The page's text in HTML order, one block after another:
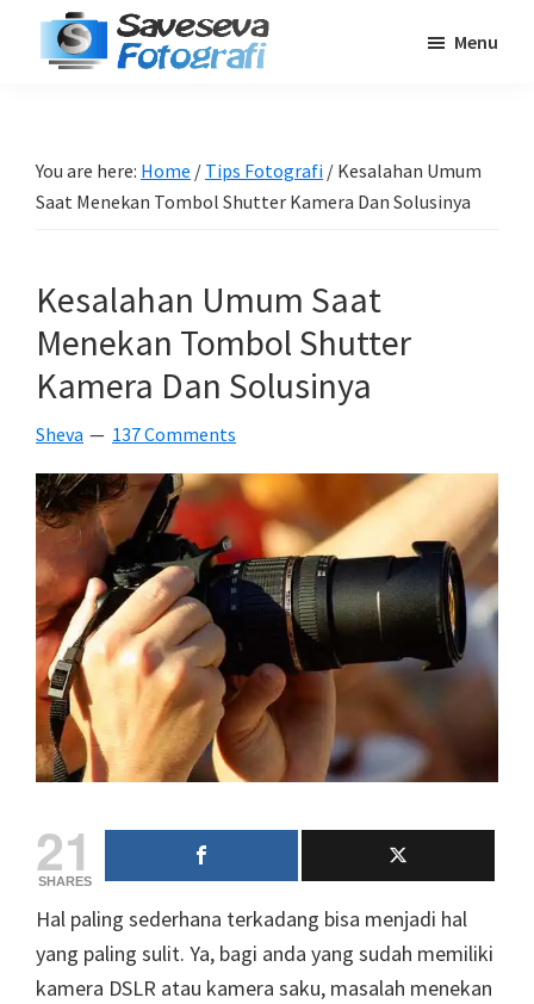
Pemula
-
Tutorial
-
Berita
-
Traveling
Menu
You are here: Home / Tips Fotografi / Kesalahan Umum
Saat Menekan Tombol Shutter Kamera Dan Solusinya
Kesalahan Umum Saat
Menekan Tombol Shutter
Kamera Dan Solusinya
Sheva 137 Comments
21
SHARES
Hal paling sederhana terkadang bisa menjadi hal
yang paling sulit. Ya, bagi anda yang sudah memiliki
kamera DSLR atau kamera saku, masalah menekan